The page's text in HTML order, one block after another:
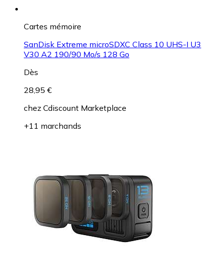
Cartes mémoire
SanDisk Extreme microSDXC Class 10 UHS-I U3
V30 A2 190/90 Mo/s 128 Go
Dès
28,95 €
chez Cdiscount Marketplace
+11 marchands